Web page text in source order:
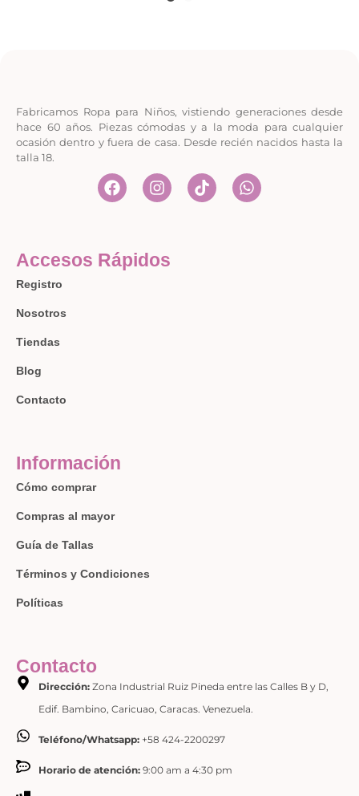
Fabricamos Ropa para Niños, vistiendo generaciones desde
hace 60 años. Piezas cómodas y a la moda para cualquier
ocasión dentro y fuera de casa. Desde recién nacidos hasta la
talla 18.
Accesos Rápidos
Registro
Nosotros
Tiendas
Blog
Contacto
Información
Cómo comprar
Compras al mayor
Guía de Tallas
Términos y Condiciones
Políticas
Contacto
Dirección:Zona Industrial Ruiz Pineda entre las Calles B y D,
Edif. Bambino, Caricuao, Caracas. Venezuela.
Teléfono/Whatsapp:+58 424-2200297
Horario de atención:9:00 am a 4:30 pm